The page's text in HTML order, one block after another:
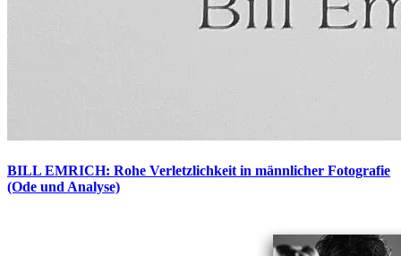
BILL EMRICH: Rohe Verletzlichkeit in männlicher Fotografie
(Ode und Analyse)